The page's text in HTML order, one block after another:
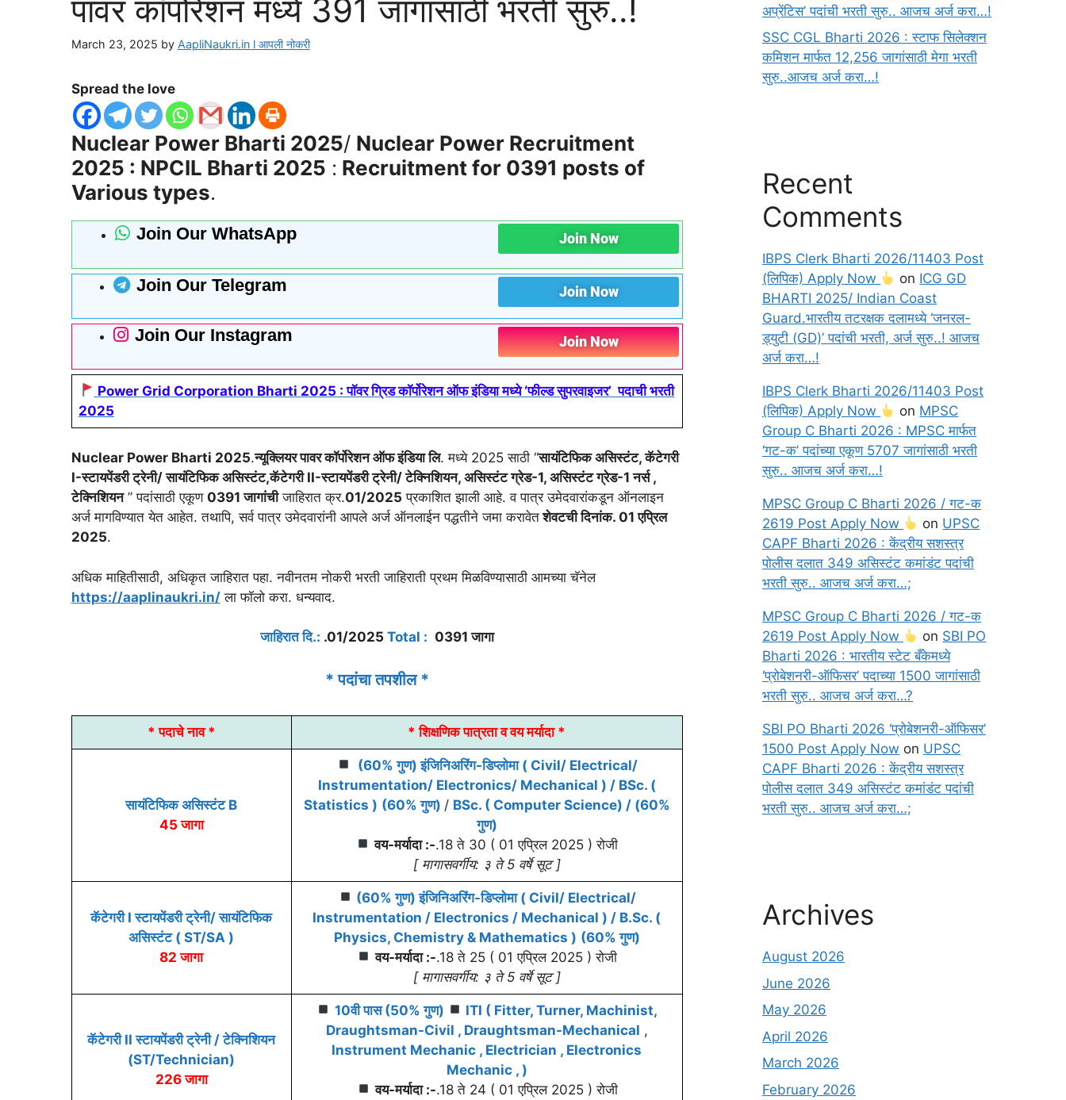
पावर कॉर्पोरेशन मध्ये 391 जागांसाठी भरती सुरु..!
March 23, 2025 by AapliNaukri.in l आपली नोकरी
Spread the love
Nuclear Power Bharti 2025/ Nuclear Power Recruitment
2025 : NPCIL Bharti 2025 : Recruitment for 0391 posts of
Various types.
Join Our WhatsApp Join Now
Join Our Telegram Join Now
Join Our Instagram Join Now
Power Grid Corporation Bharti 2025 : पॉवर ग्रिड कॉर्पोरेशन ऑफ इंडिया मध्ये ‘फील्ड सुपरवाइजर’ पदाची भरती
2025
Nuclear Power Bharti 2025.न्यूक्लियर पावर कॉर्पोरेशन ऑफ इंडिया लि. मध्ये 2025 साठी “सायंटिफिक असिस्टंट, कॅटेगरी
I-स्टायपेंडरी ट्रेनी/ सायंटिफिक असिस्टंट,कॅटेगरी II-स्टायपेंडरी ट्रेनी/ टेक्निशियन, असिस्टंट ग्रेड-1, असिस्टंट ग्रेड-1 नर्स ,
टेक्निशियन” पदांसाठी एकूण 0391 जागांचीजाहिरात क्र.01/2025 प्रकाशित झाली आहे. व पात्र उमेदवारांकडून ऑनलाइन
अर्ज मागविण्यात येत आहेत. तथापि, सर्व पात्र उमेदवारांनी आपले अर्ज ऑनलाईन पद्धतीने जमा करावेतशेवटची दिनांक. 01 एप्रिल
2025.
अधिक माहितीसाठी, अधिकृत जाहिरात पहा. नवीनतम नोकरी भरती जाहिराती प्रथम मिळविण्यासाठी आमच्या चॅनेल
https://aaplinaukri.in/ला फॉलो करा. धन्यवाद.
जाहिरात दि.: .01/2025 Total : 0391 जागा
* पदांचा तपशील *
* पदाचे नाव * * शिक्षणिक पात्रता व वय मर्यादा *
सायंटिफिक असिस्टंट B
45 जागा
(60% गुण) इंजिनिअरिंग-डिप्लोमा ( Civil/ Electrical/
Instrumentation/ Electronics/ Mechanical ) / BSc. (
Statistics ) (60% गुण) / BSc. ( Computer Science) / (60%
गुण)
वय-मर्यादा :-.18 ते 30 ( 01 एप्रिल 2025 ) रोजी
[ मागासवर्गीय: ३ ते 5 वर्षे सूट ]
कॅटेगरी I स्टायपेंडरी ट्रेनी/ सायंटिफिक
असिस्टंट ( ST/SA )
82 जागा
(60% गुण) इंजिनिअरिंग-डिप्लोमा ( Civil/ Electrical/
Instrumentation / Electronics / Mechanical ) / B.Sc. (
Physics, Chemistry & Mathematics ) (60% गुण)
वय-मर्यादा :-.18 ते 25 ( 01 एप्रिल 2025 ) रोजी
[ मागासवर्गीय: ३ ते 5 वर्षे सूट ]
कॅटेगरी II स्टायपेंडरी ट्रेनी / टेक्निशियन
(ST/Technician)
226 जागा
10वी पास(50% गुण) ITI ( Fitter, Turner, Machinist,
Draughtsman-Civil , Draughtsman-Mechanical ,
Instrument Mechanic , Electrician , Electronics
Mechanic , )
वय-मर्यादा :-.18 ते 24 ( 01 एप्रिल 2025 ) रोजी
अप्रेंटिस’ पदांची भरती सुरु.. आजच अर्ज करा…!
SSC CGL Bharti 2026 : स्टाफ सिलेक्शन
कमिशन मार्फत 12,256 जागांसाठी मेगा भरती
सुरु..आजच अर्ज करा…!
Recent
Comments
IBPS Clerk Bharti 2026/11403 Post
(लिपिक) Apply Now
on ICG GD
BHARTI 2025/ Indian Coast
Guard.भारतीय तटरक्षक दलामध्ये ‘जनरल-
ड्युटी (GD)’ पदांची भरती, अर्ज सुरु..! आजच
अर्ज करा…!
IBPS Clerk Bharti 2026/11403 Post
(लिपिक) Apply Now
on MPSC
Group C Bharti 2026 : MPSC मार्फत
‘गट-क’ पदांच्या एकूण 5707 जागांसाठी भरती
सुरु.. आजच अर्ज करा…!
MPSC Group C Bharti 2026 / गट-क
2619 Post Apply Now
on UPSC
CAPF Bharti 2026 : केंद्रीय सशस्त्र
पोलीस दलात 349 असिस्टंट कमांडंट पदांची
भरती सुरु.. आजच अर्ज करा…;
MPSC Group C Bharti 2026 / गट-क
2619 Post Apply Now
on SBI PO
Bharti 2026 : भारतीय स्टेट बँकेमध्ये
‘प्रोबेशनरी-ऑफिसर’ पदाच्या 1500 जागांसाठी
भरती सुरु.. आजच अर्ज करा…?
SBI PO Bharti 2026 ‘प्रोबेशनरी-ऑफिसर’
1500 Post Apply Now on UPSC
CAPF Bharti 2026 : केंद्रीय सशस्त्र
पोलीस दलात 349 असिस्टंट कमांडंट पदांची
भरती सुरु.. आजच अर्ज करा…;
Archives
August 2026
June 2026
May 2026
April 2026
March 2026
February 2026